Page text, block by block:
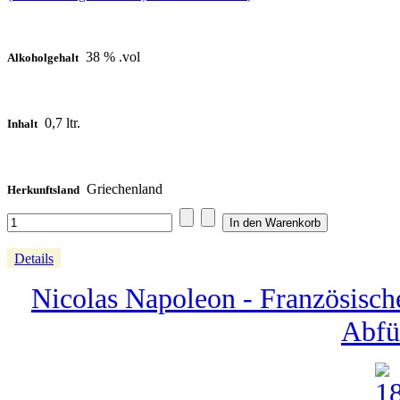
Alkoholgehalt 38 % .vol
Inhalt 0,7 ltr.
Herkunftsland Griechenland
Details
Nicolas Napoleon -